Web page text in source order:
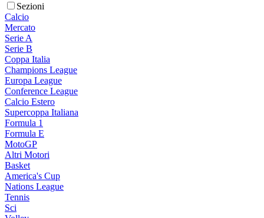
Sezioni
Calcio
Mercato
Serie A
Serie B
Coppa Italia
Champions League
Europa League
Conference League
Calcio Estero
Supercoppa Italiana
Formula 1
Formula E
MotoGP
Altri Motori
Basket
America's Cup
Nations League
Tennis
Sci